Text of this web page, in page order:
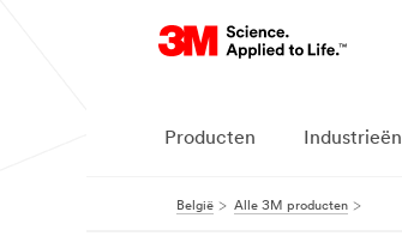
Producten Industrieën
België Alle 3M producten